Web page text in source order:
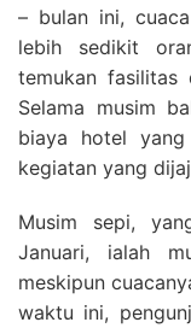
– bulan ini,
lebih sedikit
temukan fasilitas
Selama musim
biaya hotel
kegiatan yang
Musim sepi,
Januari, ialah
meskipun
waktu ini,